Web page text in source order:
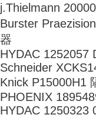
j.Thielmann
Burster
器
HYDAC 1252057
Schneider
Knick P15000H1
PHOENIX
HYDAC 1250323